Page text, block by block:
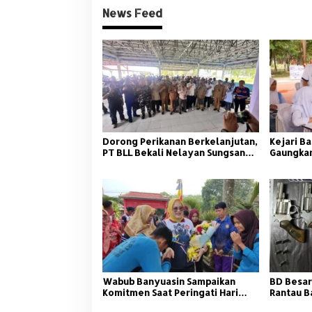
News Feed
Dorong Perikanan Berkelanjutan,
PT BLL Bekali Nelayan Sungsang
Kejari
Wabub Banyuasin Sampaikan
Komitmen Saat Peringati Hari
BD
Rantau